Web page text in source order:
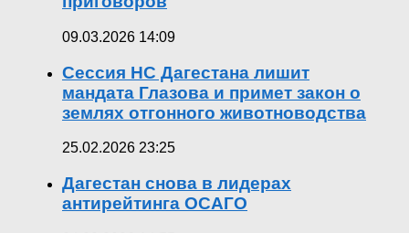
09.03.2026 14:09
Сессия НС Дагестана лишит
мандата Глазова и примет закон о
землях отгонного животноводства
25.02.2026 23:25
Дагестан снова в лидерах
антирейтинга ОСАГО